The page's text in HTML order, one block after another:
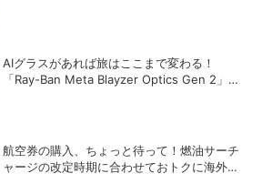
AIグラスがあれば旅はここまで変わる！
「Ray-Ban Meta Blayzer Optics Gen 2」
航空券の購入、ちょっと待って！燃油サーチ
ャージの改定時期に合わせておトクに海外航